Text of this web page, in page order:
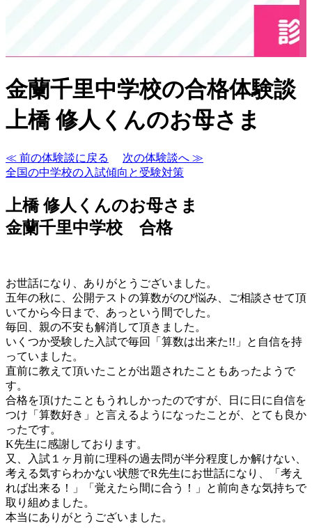
金蘭千里中学校の合格体験談
上橋 修人くんのお母さま
≪ 前の体験談に戻る
次の体験談へ ≫
全国の中学校の入試傾向と受験対策
上橋 修人くんのお母さま
金蘭千里中学校 合格
お世話になり、ありがとうございました。
五年の秋に、公開テストの算数がのび悩み、ご相談させて頂
いてから今日まで、あっという間でした。
毎回、親の不安も解消して頂きました。
いくつか受験した入試で毎回「算数は出来た!!」と自信を持
っていました。
直前に教えて頂いたことが出題されたこともあったようで
す。
合格を頂けたこともうれしかったのですが、日に日に自信を
つけ「算数好き」と言えるようになったことが、とても良か
ったです。
K先生に感謝しております。
又、入試１ヶ月前に理科の過去問が半分程度しか解けない、
考える気すらわかない状態でR先生にお世話になり、「考え
れば出来る！」「覚えたら間に合う！」と前向きな気持ちで
取り組めました。
本当にありがとうございました。